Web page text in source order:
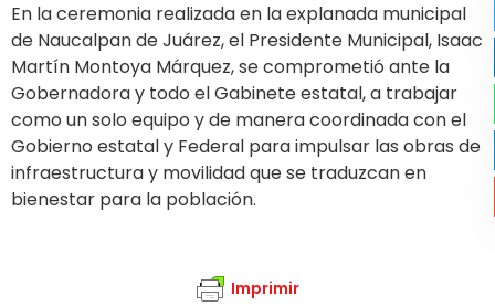
En la ceremonia realizada en la explanada municipal
de Naucalpan de Juárez, el Presidente Municipal, Isaac
Martín Montoya Márquez, se comprometió ante la
Gobernadora y todo el Gabinete estatal, a trabajar
como un solo equipo y de manera coordinada con el
Gobierno estatal y Federal para impulsar las obras de
infraestructura y movilidad que se traduzcan en
bienestar para la población.
Imprimir